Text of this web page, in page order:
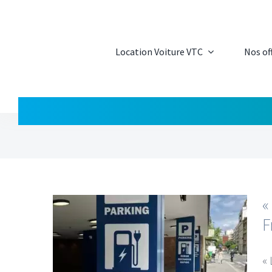
Location Voiture VTC Nos
«